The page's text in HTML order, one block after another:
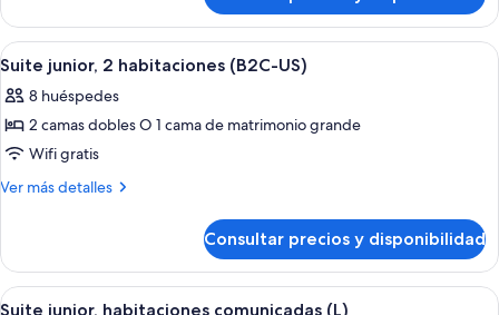
(B2C-
CA)
Abrir
todas
las
fotos
de
Suite
habitaciones
(B2C-
US)
Habitación de hotel con una cama
4
Suite junior, 2 habitaciones (B2C-US)
8 huéspedes
2 camas dobles O 1 cama de matrimonio grande
Wifi gratis
Ver más detalles
Más
junior,
habitaciones
Consultar precios y disponibilidad
Abrir
Habitación de hotel con una cama
4
Suite junior, habitaciones comunicadas (L)